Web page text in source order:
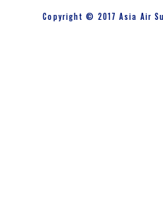
Copyright © 2017 Asia Air